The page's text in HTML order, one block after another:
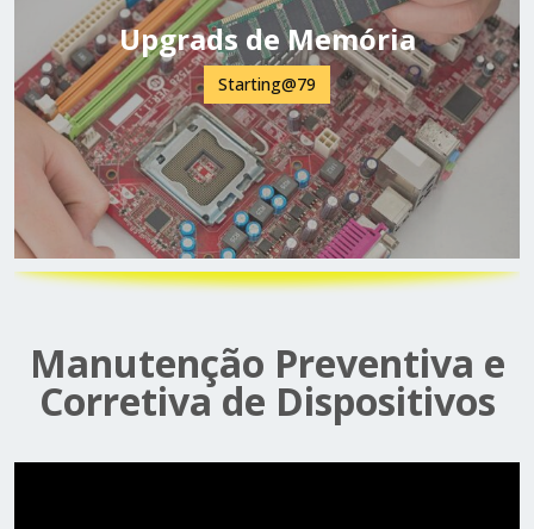
Upgrads de Memória
Starting@79
Manutenção Preventiva e
Corretiva de Dispositivos